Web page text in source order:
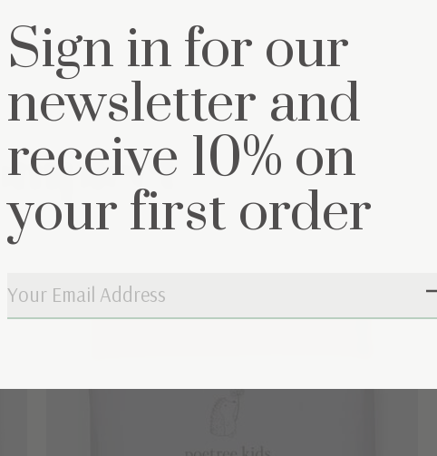
Sign in for our
newsletter and
receive 10% on
your first order